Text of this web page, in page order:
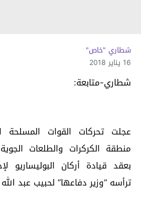
شطاري "خاص"
16 يناير 2018
شطاري-متابعة:
عجلت تحركات القوات المسلحة
بعقد قيادة أركان البوليساريو
ترأسه “وزير دفاعها” لحبيب عبد الله